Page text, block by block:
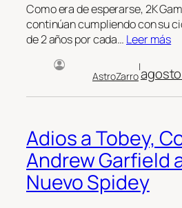
Como era de esperarse, 2K
continúan cumpliendo con su
de 2 años por cada… Leer más
AstroZarro
|agosto
Adios a Tobey,
Andrew Garfield
Nuevo Spidey